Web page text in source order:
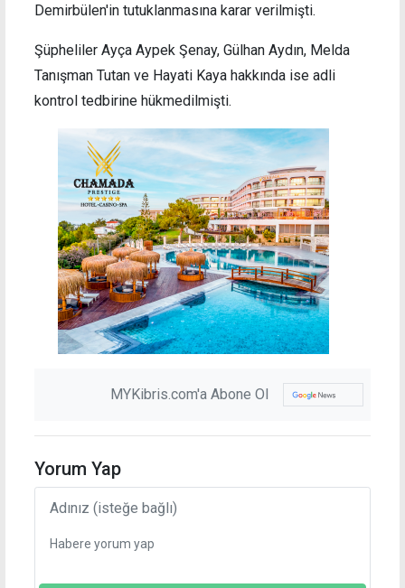
Demirbülen'in tutuklanmasına karar verilmişti.
Şüpheliler Ayça Aypek Şenay, Gülhan Aydın, Melda
Tanışman Tutan ve Hayati Kaya hakkında ise adli
kontrol tedbirine hükmedilmişti.
MYKibris.com'a Abone Ol
Yorum Yap